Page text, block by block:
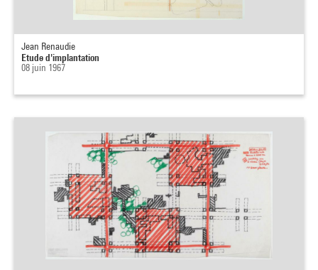
Jean Renaudie
Etude d'implantation
08 juin 1967